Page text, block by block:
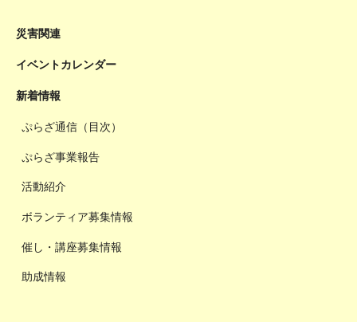
災害関連
イベントカレンダー
新着情報
ぷらざ通信（目次）
ぷらざ事業報告
活動紹介
ボランティア募集情報
催し・講座募集情報
助成情報